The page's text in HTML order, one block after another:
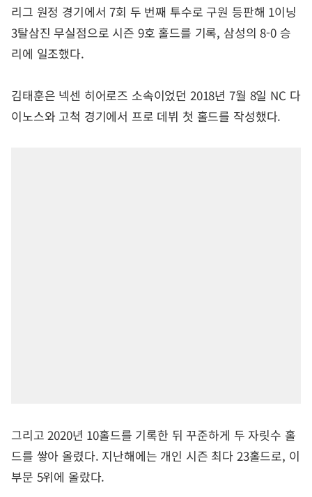
리그 원정 경기에서 7회 두 번째 투수로 구원 등판해 1이닝
3탈삼진 무실점으로 시즌 9호 홀드를 기록, 삼성의 8-0 승
리에 일조했다.
김태훈은 넥센 히어로즈 소속이었던 2018년 7월 8일 NC 다
이노스와 고척 경기에서 프로 데뷔 첫 홀드를 작성했다.
그리고 2020년 10홀드를 기록한 뒤 꾸준하게 두 자릿수 홀
드를 쌓아 올렸다. 지난해에는 개인 시즌 최다 23홀드로, 이
부문 5위에 올랐다.